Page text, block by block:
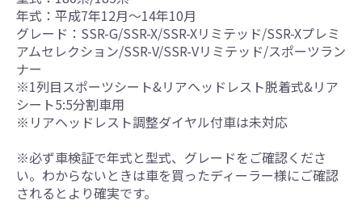
年式：平成7年12月～14年10月
グレード：SSR-G/SSR-X/SSR-Xリミテッド/SSR-Xプレミ
アムセレクション/SSR-V/SSR-Vリミテッド/スポーツラン
ナー
※1列目スポーツシート&リアヘッドレスト脱着式&リア
シート5:5分割車用
※リアヘッドレスト調整ダイヤル付車は未対応
※必ず車検証で年式と型式、グレードをご確認くださ
い。わからないときは車を買ったディーラー様にご確認
されるとより確実です。